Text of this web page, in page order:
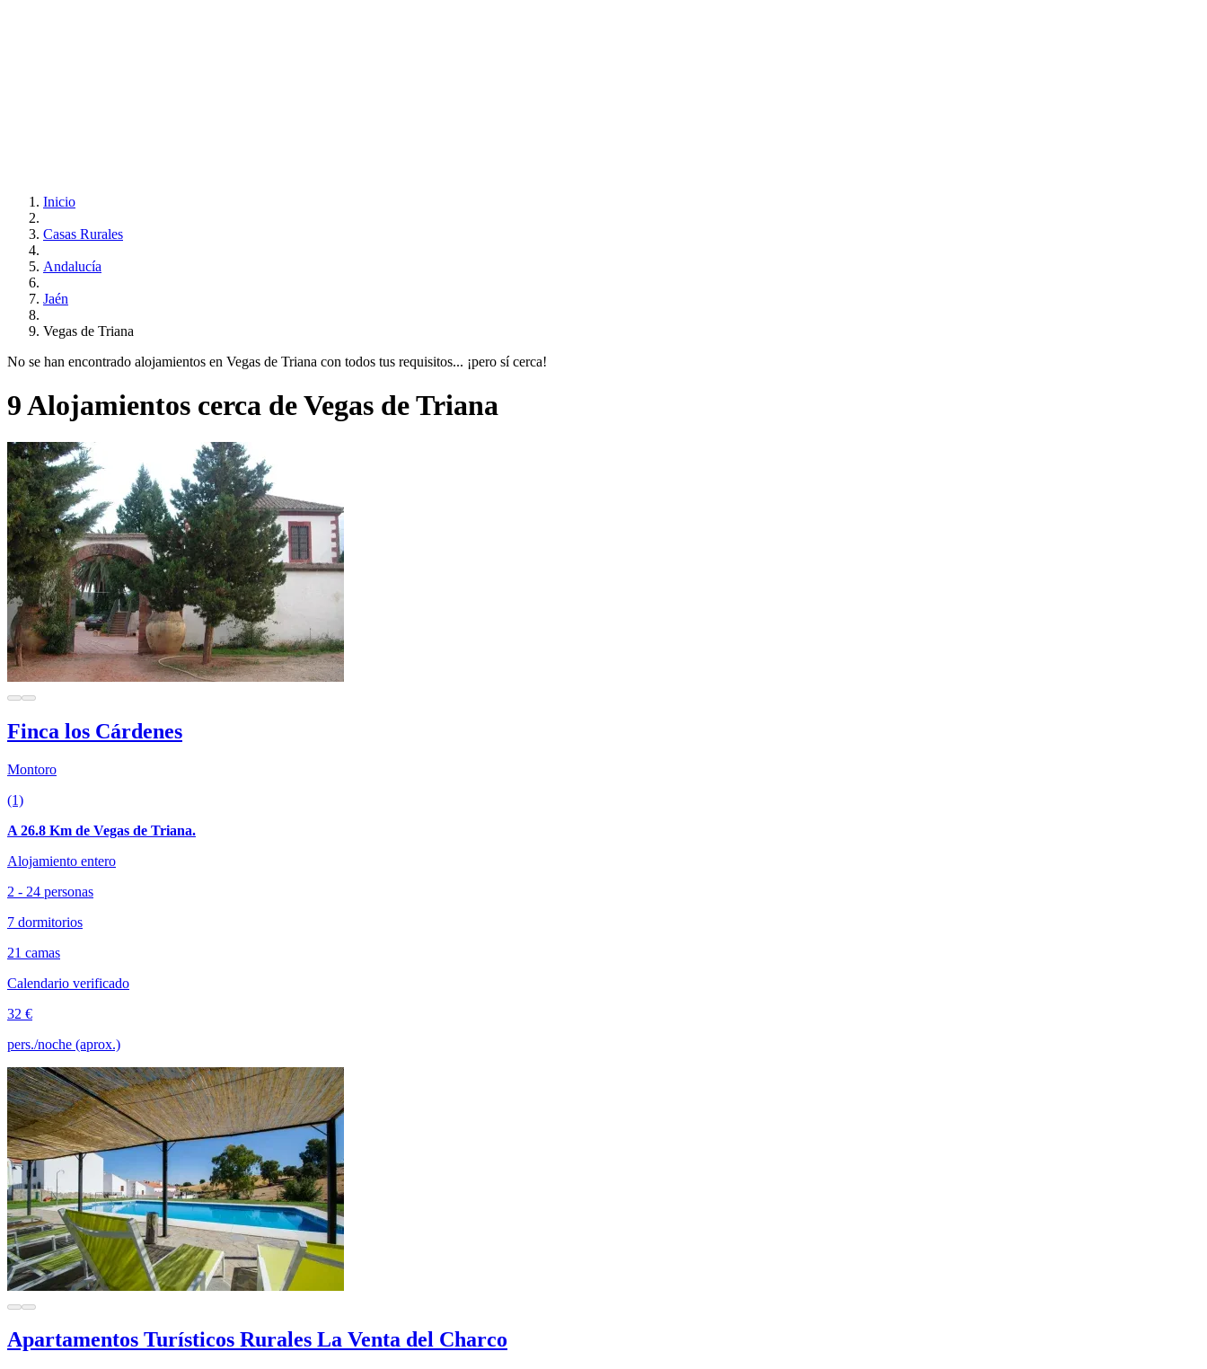
Inicio
Casas Rurales
Andalucía
Jaén
Vegas de Triana
No se han encontrado alojamientos en Vegas de Triana con todos tus requisitos... ¡pero sí cerca!
9 Alojamientos cerca de Vegas de Triana
Finca los Cárdenes
Montoro
(1)
A 26.8 Km de Vegas de Triana.
Alojamiento entero
2 - 24 personas
7 dormitorios
21 camas
Calendario verificado
32 €
pers./noche (aprox.)
Apartamentos Turísticos Rurales La Venta del Charco